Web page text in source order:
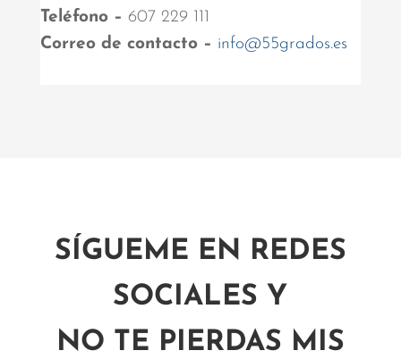
Teléfono – 607 229 111
Correo de contacto – info@55grados.es
SÍGUEME EN REDES
SOCIALES Y
NO TE PIERDAS MIS